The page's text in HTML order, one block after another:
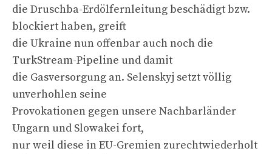
die Druschba-Erdölfernleitung beschädigt bzw.
blockiert haben, greift
die Ukraine nun offenbar auch noch die
TurkStream-Pipeline und damit
die Gasversorgung an. Selenskyj setzt völlig
unverhohlen seine
Provokationen gegen unsere Nachbarländer
Ungarn und Slowakei fort,
nur weil diese in EU-Gremien zurechtwiederholt